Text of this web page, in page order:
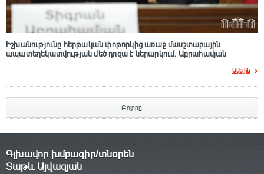
Իշխանությունը հերթական փոթորկից առաջ մասշտաբային
ապատեղեկատվության մեծ դnզա է ներարկում․ Աբրահամյան
Ավելին
Բոլորը
Գլխավոր խմբագիր/տնօրեն
Տաթև Այվազյան